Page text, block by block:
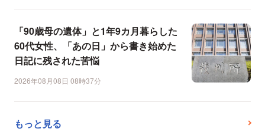
「90歳母の遺体」と1年9カ月暮らした
60代女性、「あの日」から書き始めた
日記に残された苦悩
2026年08月08日 08時37分
もっと見る